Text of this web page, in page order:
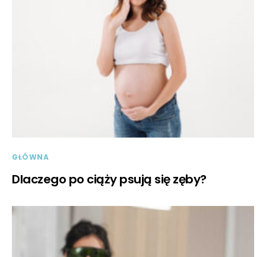
GŁÓWNA
Dlaczego po ciąży psują się zęby?